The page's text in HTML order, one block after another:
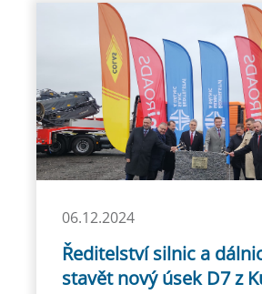
06.12.2024
Ředitelství silnic a
stavět nový úsek D7 z